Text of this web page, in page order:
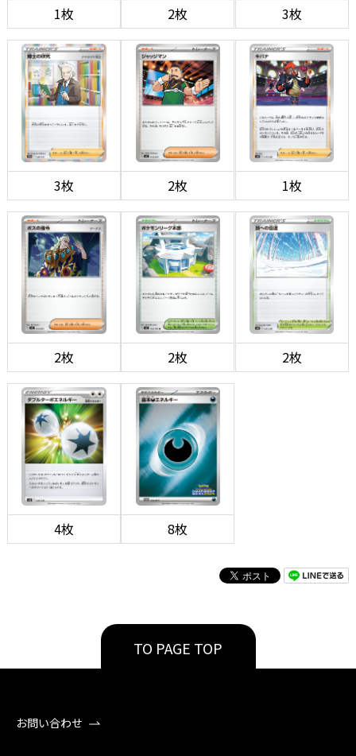
1枚 2枚 3枚
3枚 2枚 1枚
2枚 2枚 2枚
4枚 8枚
TO PAGE TOP
お問い合わせ